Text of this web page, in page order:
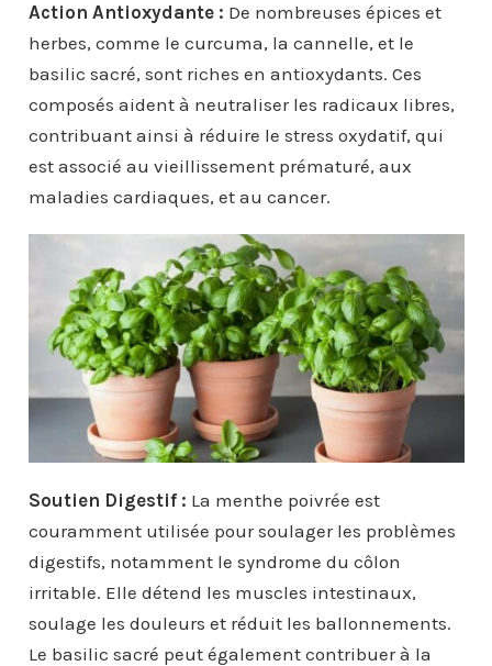
Action Antioxydante : De nombreuses épices et
herbes, comme le curcuma, la cannelle, et le
basilic sacré, sont riches en antioxydants. Ces
composés aident à neutraliser les radicaux libres,
contribuant ainsi à réduire le stress oxydatif, qui
est associé au vieillissement prématuré, aux
maladies cardiaques, et au cancer.
Soutien Digestif : La menthe poivrée est
couramment utilisée pour soulager les problèmes
digestifs, notamment le syndrome du côlon
irritable. Elle détend les muscles intestinaux,
soulage les douleurs et réduit les ballonnements.
Le basilic sacré peut également contribuer à la